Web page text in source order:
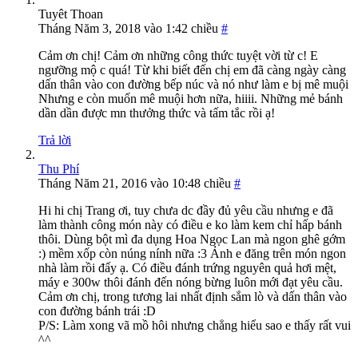
Tuyêt Thoan
Tháng Năm 3, 2018 vào 1:42 chiều #
Cảm ơn chị! Cảm ơn những công thức tuyệt vời từ c! E
ngưỡng mộ c quá! Từ khi biết đến chị em đã càng ngày càng
dấn thân vào con đường bếp núc và nó như làm e bị mê muội
Nhưng e còn muốn mê muội hơn nữa, hiiii. Những mẻ bánh
dần dần được mn thưởng thức và tấm tắc rồi ạ!
Trả lời
Thu Phí
Tháng Năm 21, 2016 vào 10:48 chiều #
Hi hi chị Trang ơi, tuy chưa dc đầy đủ yêu cầu nhưng e đã
làm thành công món này có điều e ko làm kem chỉ hấp bánh
thôi. Dùng bột mì đa dụng Hoa Ngọc Lan mà ngon ghê gớm
:) mềm xốp còn núng nính nữa :3 Ảnh e đăng trên món ngon
nhà làm rồi đấy ạ. Có điều đánh trứng nguyên quả hơi mệt,
máy e 300w thôi đánh đến nóng bừng luôn mới đạt yêu cầu.
Cảm ơn chị, trong tương lai nhất định sắm lò và dấn thân vào
con đường bánh trái :D
P/S: Làm xong vã mồ hôi nhưng chẳng hiểu sao e thấy rất vui
^^